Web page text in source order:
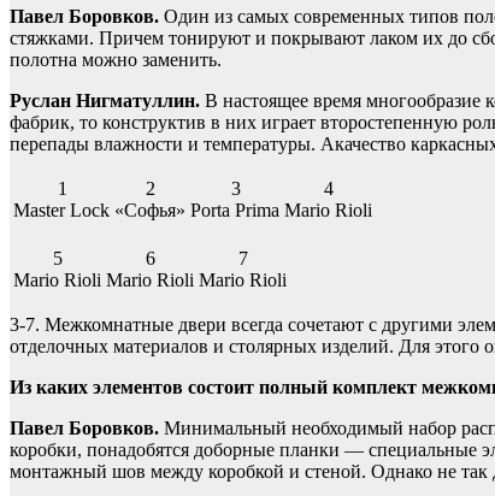
Павел Боровков. Один из самых современных типов
стяжками. Причем тонируют и покрывают лаком их до
полотна можно заменить.
Руслан Нигматуллин. В настоящее время многообразие
фабрик, то конструктив в них играет второстепенную
перепады влажности и температуры. Акачество
1
Master Lock
2
«Софья»
3
Porta Prima
4
Mario Rioli
5
Mario Rioli
6
Mario Rioli
7
Mario Rioli
3-7. Межкомнатные двери всегда сочетают с другими
отделочных материалов и столярных изделий. Для
Из каких элементов состоит полный комплект
Павел Боровков. Минимальный необходимый набор
коробки, понадобятся доборные планки — специальные
монтажный шов между коробкой и стеной. Однако не так